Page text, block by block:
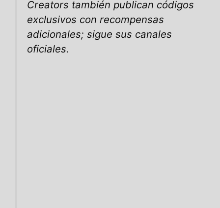
Creators también publican códigos
exclusivos con recompensas
adicionales; sigue sus canales
oficiales.